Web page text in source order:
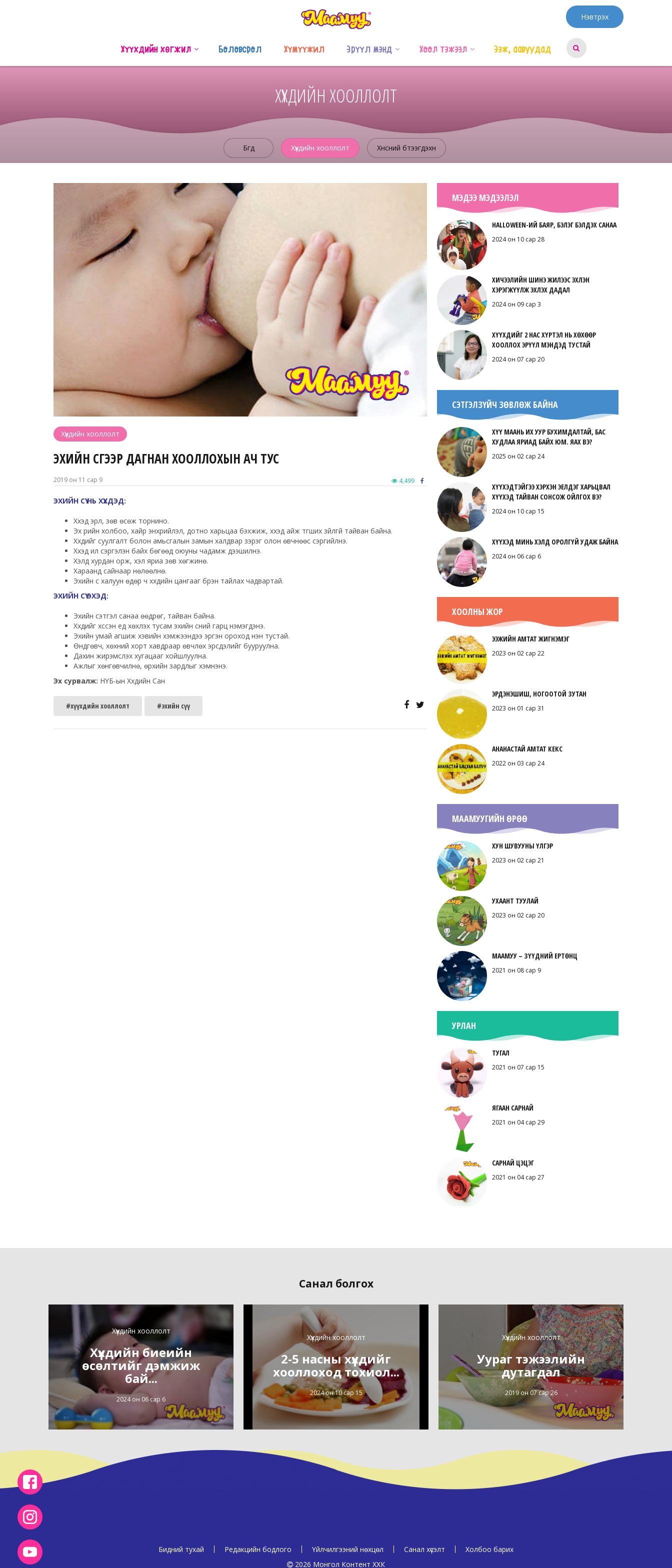
Нэвтрэх
Хүүхдийн хөгжил Боловсрол Хүмүүжил Эрүүл мэнд Хоол тэжээл Ээж, аавуудад
ХҮҮХДИЙН ХООЛЛОЛТ
Бүгд Хүүхдийн хооллолт Хүнсний бүтээгдэхүүн
Хүүхдийн хооллолт
ЭХИЙН СҮҮГЭЭР ДАГНАН ХООЛЛОХЫН АЧ ТУС
2019 он 11 сар 9 4,499
ЭХИЙН СҮҮ НЬ ХҮҮХДЭД:
Хүүхэд эрүүл, зөв өсөж торнино.
Эх үрийн холбоо, хайр энхрийлэл, дотно харьцаа бэхжиж, хүүхэд айж түгших зүйлгүй тайван байна.
Хүүхдийг суулгалт болон амьсгалын замын халдвар зэрэг олон өвчнөөс сэргийлнэ.
Хүүхэд илүү сэргэлэн байх бөгөөд оюуны чадамж дээшилнэ.
Хэлд хурдан орж, хэл яриа зөв хөгжинө.
Хараанд сайнаар нөлөөлнө.
Эхийн сүү халуун өдөр ч хүүхдийн цангааг бүрэн тайлах чадвартай.
ЭХИЙН СҮҮ ЭХЭД:
Эхийн сэтгэл санаа өөдрөг, тайван байна.
Хүүхдийг хүссэн үед хөхүүлэх тусам эхийн сүүний гарц нэмэгдэнэ.
Эхийн умай агшиж хэвийн хэмжээндээ эргэн ороход нэн тустай.
Өндгөвч, хөхний хорт хавдраар өвчлөх эрсдэлийг бууруулна.
Дахин жирэмслэх хугацааг хойшлуулна.
Ажлыг хөнгөвчилнө, өрхийн зардлыг хэмнэнэ.
Эх сурвалж: НҮБ-ын Хүүхдийн Сан
#хүүхдийн хооллолт #эхийн сүү
МЭДЭЭ МЭДЭЭЛЭЛ
HALLOWEEN-ИЙ БАЯР, БЭЛЭГ БЭЛДЭХ САНАА
2024 он 10 сар 28
ХИЧЭЭЛИЙН ШИНЭ ЖИЛЭЭС ЭХЛЭН
ХЭРЭГЖҮҮЛЖ ЭХЛЭХ ДАДАЛ
2024 он 09 сар 3
ХҮҮХДИЙГ 2 НАС ХҮРТЭЛ НЬ ХӨХӨӨР
ХООЛЛОХ ЭРҮҮЛ МЭНДЭД ТУСТАЙ
2024 он 07 сар 20
СЭТГЭЛЗҮЙЧ ЗӨВЛӨЖ БАЙНА
ХҮҮ МААНЬ ИХ УУР БУХИМДАЛТАЙ, БАС
ХУДЛАА ЯРИАД БАЙХ ЮМ. ЯАХ ВЭ?
2025 он 02 сар 24
ХҮҮХЭДТЭЙГЭЭ ХЭРХЭН ЭЕЛДЭГ ХАРЬЦВАЛ
ХҮҮХЭД ТАЙВАН СОНСОЖ ОЙЛГОХ ВЭ?
2024 он 10 сар 15
ХҮҮХЭД МИНЬ ХЭЛД ОРОЛГҮЙ УДАЖ БАЙНА
2024 он 06 сар 6
ХООЛНЫ ЖОР
ЭЭЖИЙН АМТАТ ЖИГНЭМЭГ
2023 он 02 сар 22
ЭРДЭНЭШИШ, НОГООТОЙ ЗУТАН
2023 он 01 сар 31
АНАНАСТАЙ АМТАТ КЕКС
2022 он 03 сар 24
МААМУУГИЙН ӨРӨӨ
ХУН ШУВУУНЫ ҮЛГЭР
2023 он 02 сар 21
УХААНТ ТУУЛАЙ
2023 он 02 сар 20
МААМУУ – ЗҮҮДНИЙ ЕРТӨНЦ
2021 он 08 сар 9
УРЛАН
ТУГАЛ
2021 он 07 сар 15
ЯГААН САРНАЙ
2021 он 04 сар 29
САРНАЙ ЦЭЦЭГ
2021 он 04 сар 27
Санал болгох
Хүүхдийн хооллолт
Хүүхдийн биеийн
өсөлтийг дэмжиж
бай...
2024 он 06 сар 6
Хүүхдийн хооллолт
2-5 насны хүүхдийг
хооллоход тохиол...
2024 он 10 сар 15
Хүүхдийн хооллолт
Уураг тэжээлийн
дутагдал
2019 он 07 сар 26
Бидний тухай Редакцийн бодлого Үйлчилгээний нөхцөл Санал хүсэлт
Холбоо барих
2026 Монгол Контент ХХК